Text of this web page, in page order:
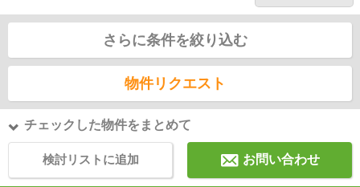
さらに条件を絞り込む
物件リクエスト
チェックした物件をまとめて
検討リストに追加 お問い合わせ